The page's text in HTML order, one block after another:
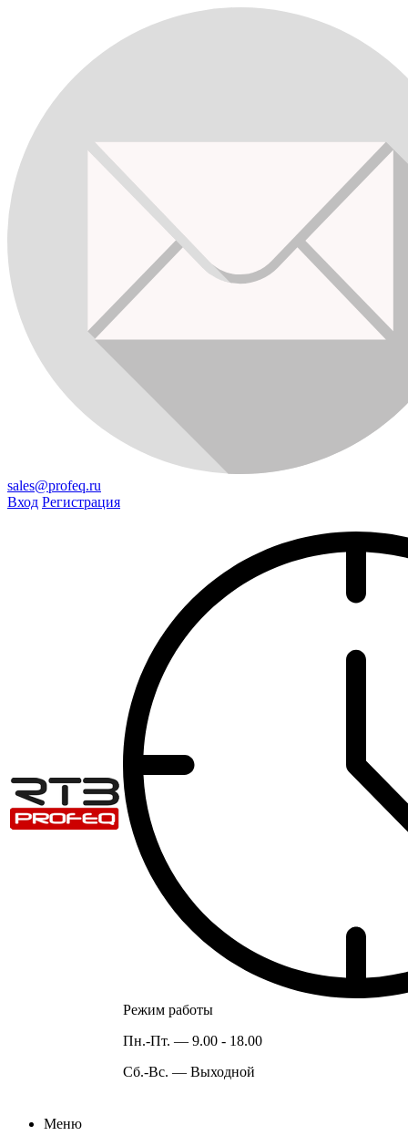
sales@profeq.ru
Вход Регистрация
Режим работы
Пн.-Пт. — 9.00 - 18.00
Сб.-Вс. — Выходной
Меню